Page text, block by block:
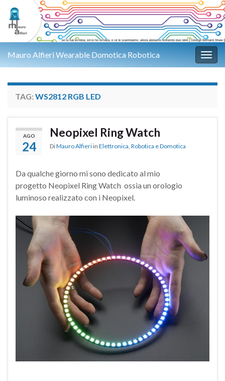
Mauro Alfieri Wearable Domotica Robotica
TAG: WS2812 RGB LED
AGO
24
Neopixel Ring Watch
DiMauro Alfieri in Elettronica, Robotica e Domotica
Da qualche giorno mi sono dedicato al mio
progetto Neopixel Ring Watch ossia un orologio
luminoso realizzato con i Neopixel.